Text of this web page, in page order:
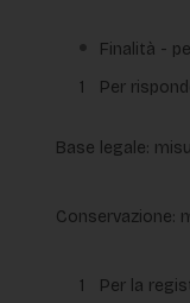
Finalità -
Per
Base legale:
Conservazione:
Per la